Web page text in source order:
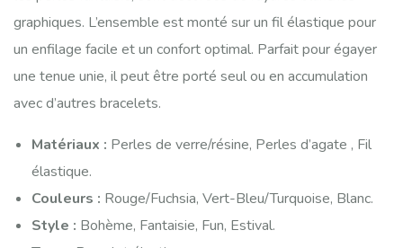
graphiques. L’ensemble est monté sur un fil élastique pour
un enfilage facile et un confort optimal. Parfait pour égayer
une tenue unie, il peut être porté seul ou en accumulation
avec d’autres bracelets.
Matériaux : Perles de verre/résine, Perles d’agate , Fil
élastique.
Couleurs : Rouge/Fuchsia, Vert-Bleu/Turquoise, Blanc.
Style : Bohème, Fantaisie, Fun, Estival.